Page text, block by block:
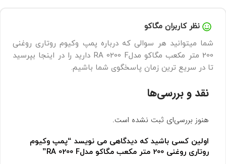
نظر کاربران مگاکو
شما میتوانید هر سوالی که درباره پمپ وکیوم روتاری روغنی
200 متر مکعب مگاکو مدلRA 0200 F دارید را در اینجا بپرسید
تا در سریع ترین زمان پاسخگوی شما باشیم.
نقد و بررسی‌ها
هنوز بررسی‌ای ثبت نشده است.
اولین کسی باشید که دیدگاهی می نویسد “پمپ وکیوم
روتاری روغنی 200 متر مکعب مگاکو مدلRA 0200 F”